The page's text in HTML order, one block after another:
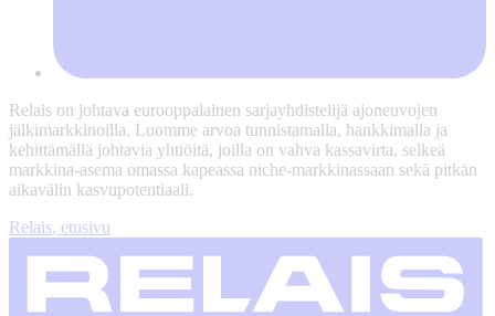
Relais on johtava eurooppalainen sarjayhdistelijä ajoneuvojen
jälkimarkkinoilla. Luomme arvoa tunnistamalla, hankkimalla ja
kehittämällä johtavia yhtiöitä, joilla on vahva kassavirta, selkeä
markkina-asema omassa kapeassa niche-markkinassaan sekä pitkän
aikavälin kasvupotentiaali.
Relais, etusivu